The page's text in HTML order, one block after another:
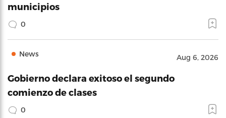
municipios
0
News Aug 6, 2026
Gobierno declara exitoso el segundo
comienzo de clases
0